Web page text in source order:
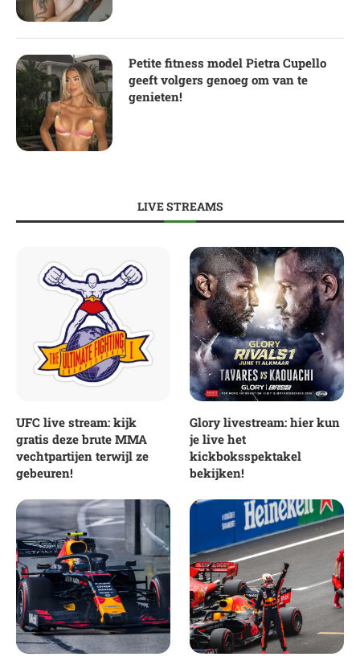
Petite fitness model Pietra Cupello
geeft volgers genoeg om van te
genieten!
LIVE STREAMS
UFC live stream: kijk
gratis deze brute MMA
vechtpartijen terwijl ze
gebeuren!
Glory livestream: hier kun
je live het
kickboksspektakel
bekijken!